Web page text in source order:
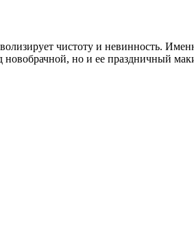
чистоту и невинность.
но и ее праздничный